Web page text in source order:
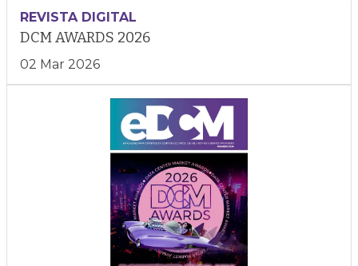
REVISTA DIGITAL
DCM AWARDS 2026
02 Mar 2026